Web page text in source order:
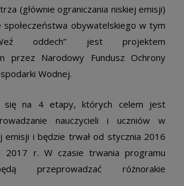
(głównie ograniczania niskiej emisji)
społeczeństwa obywatelskiego w tym
oddech” jest projektem
przez Narodowy Fundusz Ochrony
Wodnej.
się na 4 etapy, których celem jest
nauczycieli i uczniów w
emisji i będzie trwał od stycznia 2016
2017 r. W czasie trwania programu
przeprowadzać różnorakie